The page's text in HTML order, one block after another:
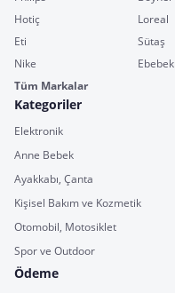
Hotiç
Loreal
Eti
Sütaş
Nike
Ebebek
Tüm Markalar
Kategoriler
Elektronik
Anne Bebek
Ayakkabı, Çanta
Kişisel Bakım ve Kozmetik
Otomobil, Motosiklet
Spor ve Outdoor
Ödeme